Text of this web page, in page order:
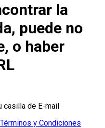
la
puede no
o haber
casilla de E-mail
Términos y Condiciones